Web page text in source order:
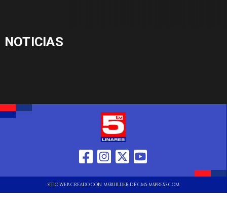
NOTICIAS
SITIO WEB CREADO CON MSBUILDER DE CMS-MSPRESS.COM